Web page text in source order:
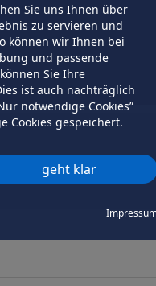
Sie uns Ihnen über
zu servieren und
können wir Ihnen bei
und passende
Sie Ihre
ist auch nachträglich
notwendige Cookies”
Cookies gespeichert.
geht klar